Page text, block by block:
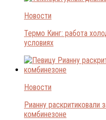
Новости
Термо Кинг: работа
условиях
Новости
Рианну
комбинезоне